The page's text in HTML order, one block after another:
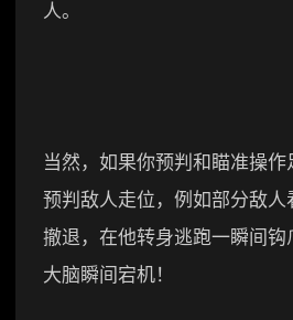
人。
当然，如果你预判和瞄准操
预判敌人走位，例如部分敌
撤退，在他转身逃跑一瞬间钩
大脑瞬间宕机！